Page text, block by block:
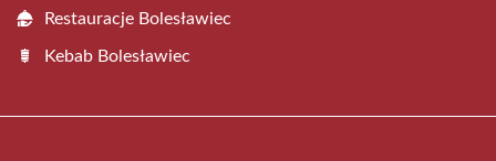
Restauracje Bolesławiec
Kebab Bolesławiec